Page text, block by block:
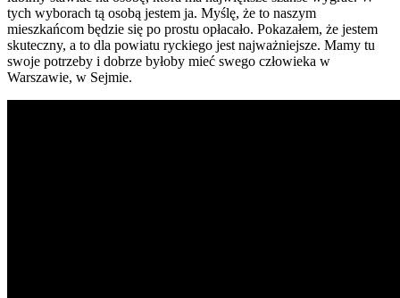
tych wyborach tą osobą jestem ja. Myślę, że to naszym
mieszkańcom będzie się po prostu opłacało. Pokazałem, że jestem
skuteczny, a to dla powiatu ryckiego jest najważniejsze. Mamy tu
swoje potrzeby i dobrze byłoby mieć swego człowieka w
Warszawie, w Sejmie.